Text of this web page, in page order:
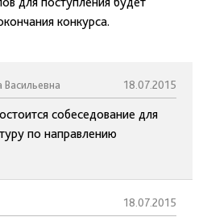
конкурса.
Васильевна 18.07.2015
собеседование для
по направлению
18.07.2015